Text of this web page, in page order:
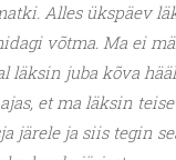
Alles ükspäev
võtma. Ma ei
läksin juba kõva
et ma läksin
järele ja siis tegin